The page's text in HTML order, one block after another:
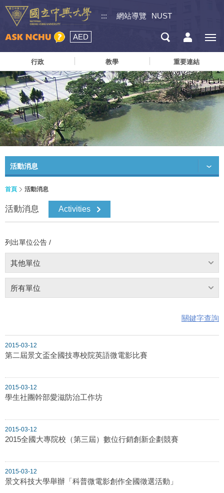
::: 網站導覽 NUST
AED
行政 教學 重要連結
活動消息
首頁 活動消息
活動消息 Activities
列出單位公告 /
其他單位
所有單位
關鍵字查詢
2015-03-12
第二屆景文盃全國技專校院英語微電影比賽
2015-03-12
學生社團幹部愛滋防治工作坊
2015-03-12
2015全國大專院校（第三屆）數位行銷創新企劃競賽
2015-03-12
景文科技大學舉辦「科普微電影創作全國徵選活動」